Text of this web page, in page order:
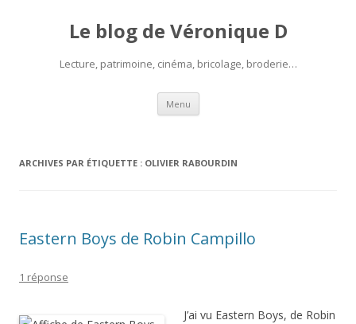
Le blog de Véronique D
Lecture, patrimoine, cinéma, bricolage, broderie…
Menu Aller
contenu
ARCHIVES PAR ÉTIQUETTE : OLIVIER RABOURDIN
Eastern Boys de Robin Campillo
1 réponse
J’ai vu Eastern Boys, de Robin